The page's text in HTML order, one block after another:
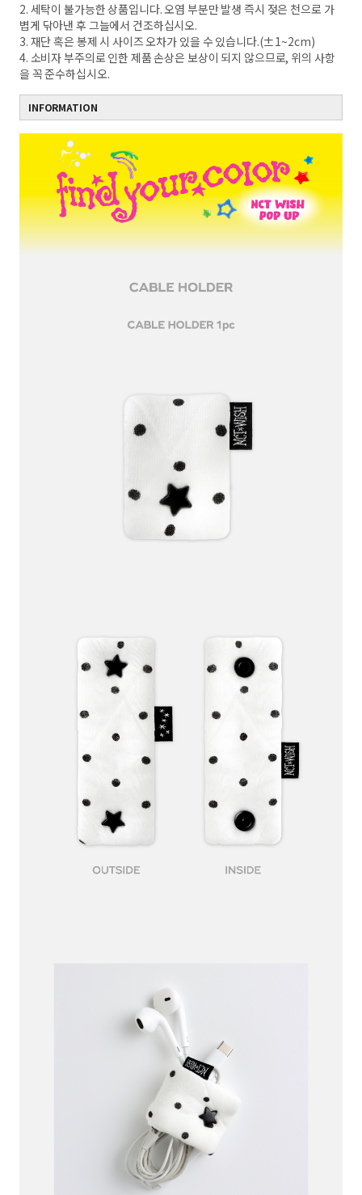
2. 세탁이 불가능한 상품입니다. 오염 부분만 발생 즉시 젖은 천으로 가
볍게 닦아낸 후 그늘에서 건조하십시오.
3. 재단 혹은 봉제 시 사이즈 오차가 있을 수 있습니다.(±1~2cm)
4. 소비자 부주의로 인한 제품 손상은 보상이 되지 않으므로, 위의 사항
을 꼭 준수하십시오.
INFORMATION